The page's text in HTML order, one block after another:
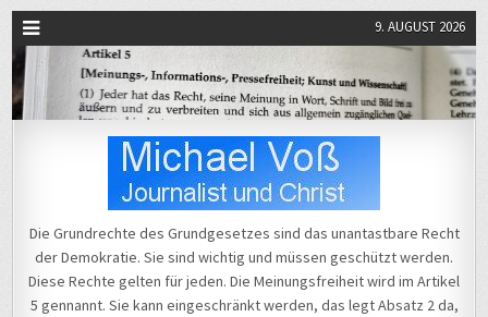
9. AUGUST 2026
Michael Voß
Die Grundrechte des Grundgesetzes sind das unantastbare Recht
der Demokratie. Sie sind wichtig und müssen geschützt werden.
Diese Rechte gelten für jeden. Die Meinungsfreiheit wird im Artikel
5 gennannt. Sie kann eingeschränkt werden, das legt Absatz 2 da,